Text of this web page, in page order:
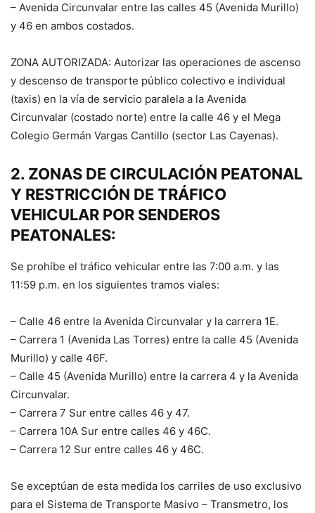
– Avenida Circunvalar entre las calles 45 (Avenida Murillo)
y 46 en ambos costados.
ZONA AUTORIZADA: Autorizar las operaciones de ascenso
y descenso de transporte público colectivo e individual
(taxis) en la vía de servicio paralela a la Avenida
Circunvalar (costado norte) entre la calle 46 y el Mega
Colegio Germán Vargas Cantillo (sector Las Cayenas).
2. ZONAS DE CIRCULACIÓN PEATONAL
Y RESTRICCIÓN DE TRÁFICO
VEHICULAR POR SENDEROS
PEATONALES:
Se prohíbe el tráfico vehicular entre las 7:00 a.m. y las
11:59 p.m. en los siguientes tramos viales:
– Calle 46 entre la Avenida Circunvalar y la carrera 1E.
– Carrera 1 (Avenida Las Torres) entre la calle 45 (Avenida
Murillo) y calle 46F.
– Calle 45 (Avenida Murillo) entre la carrera 4 y la Avenida
Circunvalar.
– Carrera 7 Sur entre calles 46 y 47.
– Carrera 10A Sur entre calles 46 y 46C.
– Carrera 12 Sur entre calles 46 y 46C.
Se exceptúan de esta medida los carriles de uso exclusivo
para el Sistema de Transporte Masivo – Transmetro, los